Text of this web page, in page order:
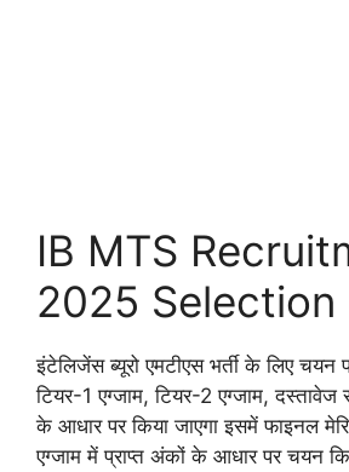
IB MTS
2025 Selection
इंटेलिजेंस ब्यूरो एमटीएस भर्ती के लिए चयन
टियर-1 एग्जाम, टियर-2 एग्जाम,
के आधार पर किया जाएगा इसमें फाइनल
एग्जाम में प्राप्त अंकों के आधार पर चयन